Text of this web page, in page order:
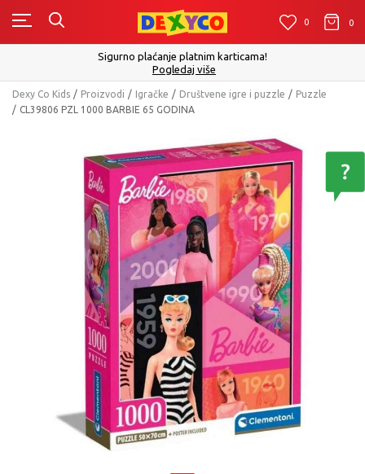
0 0
Sigurno plaćanje platnim karticama!
Pogledaj više
Dexy Co Kids Proizvodi Igračke Društvene igre i puzzle
Puzzle
CL39806 PZL 1000 BARBIE 65 GODINA